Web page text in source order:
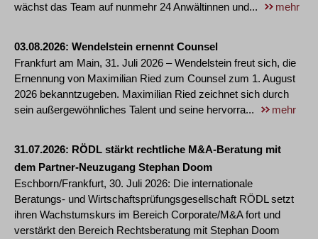
wächst das Team auf nunmehr 24 Anwältinnen und...
mehr
03.08.2026 Wendelstein ernennt Counsel
Frankfurt am Main, 31. Juli 2026 – Wendelstein freut sich, die
Ernennung von Maximilian Ried zum Counsel zum 1. August
2026 bekanntzugeben. Maximilian Ried zeichnet sich durch
sein außergewöhnliches Talent und seine hervorra...
mehr
31.07.2026 RÖDL stärkt rechtliche M&A-Beratung mit
dem Partner-Neuzugang Stephan Doom
Eschborn/Frankfurt, 30. Juli 2026: Die internationale
Beratungs- und Wirtschaftsprüfungsgesellschaft RÖDL setzt
ihren Wachstumskurs im Bereich Corporate/M&A fort und
verstärkt den Bereich Rechtsberatung mit Stephan Doom